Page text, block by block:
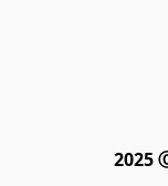
2025